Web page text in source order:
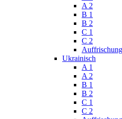
A 2
B 1
B 2
C 1
C 2
Ukrainisch
A 1
A 2
B 1
B 2
C 1
C 2